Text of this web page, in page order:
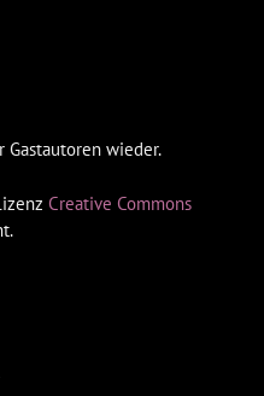
wieder.
Creative Commons